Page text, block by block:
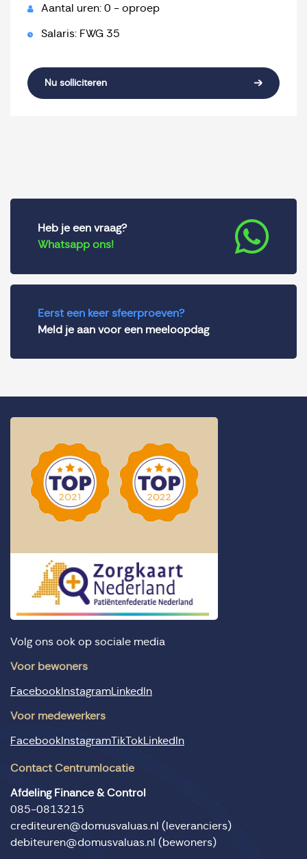
Aantal uren: 0 - oproep
Salaris: FWG 35
Nu solliciteren
Heb je een vraag?
Whatsapp ons!
Eerst een keer sfeerproeven?
Meld je aan voor een meeloopdag
Volg ons ook op sociale media
Voor bewoners
FacebookInstagramLinkedIn
Voor medewerkers
FacebookInstagramTikTokLinkedIn
Contact Centrumlocatie
Afdeling Finance & Control
085-0813215
crediteuren@domusvaluas.nl (leveranciers)
debiteuren@domusvaluas.nl (bewoners)